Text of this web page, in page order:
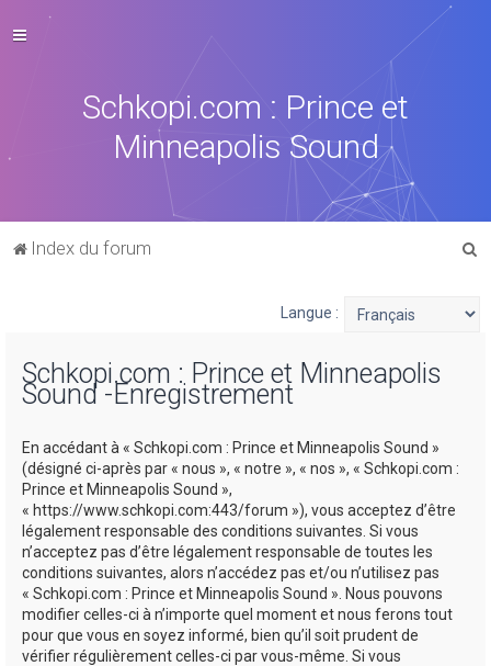
Schkopi.com : Prince et
Minneapolis Sound
Index du forum
Langue :
Schkopi.com : Prince et Minneapolis
Sound -Enregistrement
En accédant à « Schkopi.com : Prince et Minneapolis Sound »
(désigné ci-après par « nous », « notre », « nos », « Schkopi.com :
Prince et Minneapolis Sound »,
« https://www.schkopi.com:443/forum »), vous acceptez d’être
légalement responsable des conditions suivantes. Si vous
n’acceptez pas d’être légalement responsable de toutes les
conditions suivantes, alors n’accédez pas et/ou n’utilisez pas
« Schkopi.com : Prince et Minneapolis Sound ». Nous pouvons
modifier celles-ci à n’importe quel moment et nous ferons tout
pour que vous en soyez informé, bien qu’il soit prudent de
vérifier régulièrement celles-ci par vous-même. Si vous